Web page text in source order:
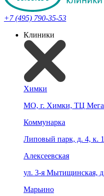
+7 (495) 790-35-53
Клиники
Химки
МО, г. Химки, ТЦ
Коммунарка
Липовый парк, д. 4, к.
Алексеевская
ул. 3-я Мытищинская,
Марьино